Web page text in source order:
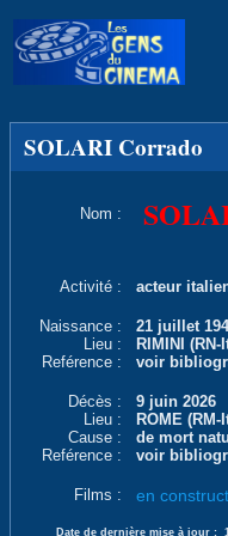
SOLARI Corrado
Nom :
Activité : acteur
Naissance :
21 juillet
Lieu :
RIMINI (RN-
Reférence :
voir
Décès :
9 juin 2026
Lieu :
ROME (RM-
Cause :
de mort
Reférence :
voir
Films : en
Date de dernière mise à jour :